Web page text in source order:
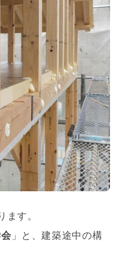
ます。
」と、建築途中の構